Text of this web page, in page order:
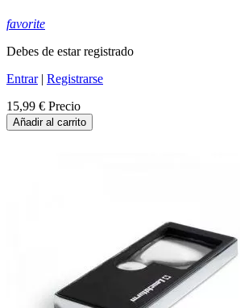
favorite
Debes de estar registrado
Entrar| Registrarse
15,99 € Precio
Añadir al carrito